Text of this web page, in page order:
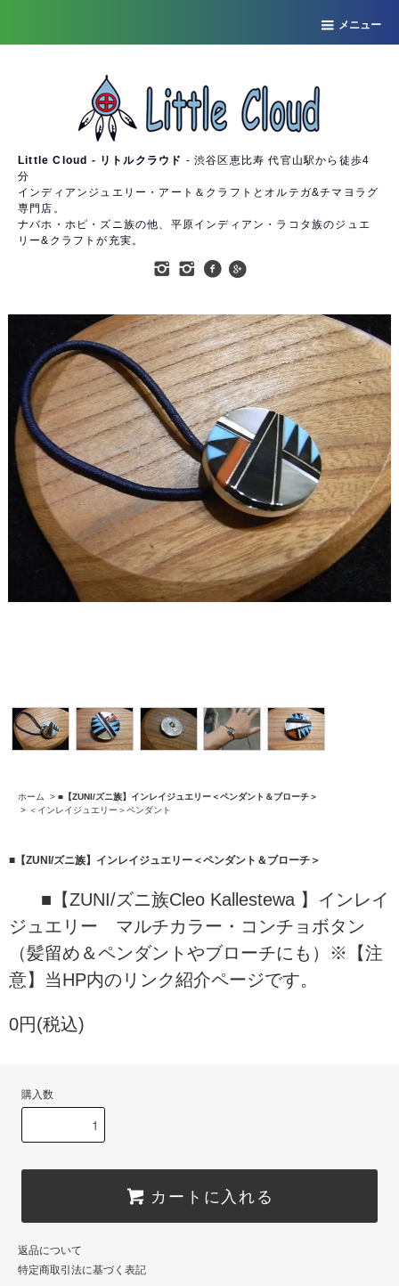
メニュー
Little Cloud - リトルクラウド - 渋谷区恵比寿 代官山駅から徒歩4
分
インディアンジュエリー・アート＆クラフトとオルテガ&チマヨラグ
専門店。
ナバホ・ホピ・ズニ族の他、平原インディアン・ラコタ族のジュエ
リー&クラフトが充実。
ホーム > ■【ZUNI/ズニ族】インレイジュエリー＜ペンダント＆ブローチ＞
> ＜インレイジュエリー＞ペンダント
■【ZUNI/ズニ族】インレイジュエリー＜ペンダント＆ブローチ＞
■【ZUNI/ズニ族Cleo Kallestewa 】インレイ
ジュエリー マルチカラー・コンチョボタン
（髪留め＆ペンダントやブローチにも）※【注
意】当HP内のリンク紹介ページです。
0円(税込)
購入数
カートに入れる
返品について
特定商取引法に基づく表記